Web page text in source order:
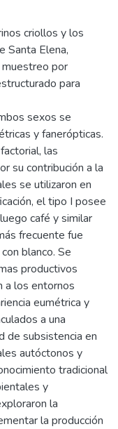
criollos y los
Santa Elena,
muestreo por
para
sexos se
y fanerópticas.
las
su contribución a la
se utilizaron en
el tipo I posee
café y similar
frecuente fue
blanco. Se
productivos
a los entornos
eumétrica y
a una
de subsistencia en
autóctonos y
tradicional
y
la
la producción